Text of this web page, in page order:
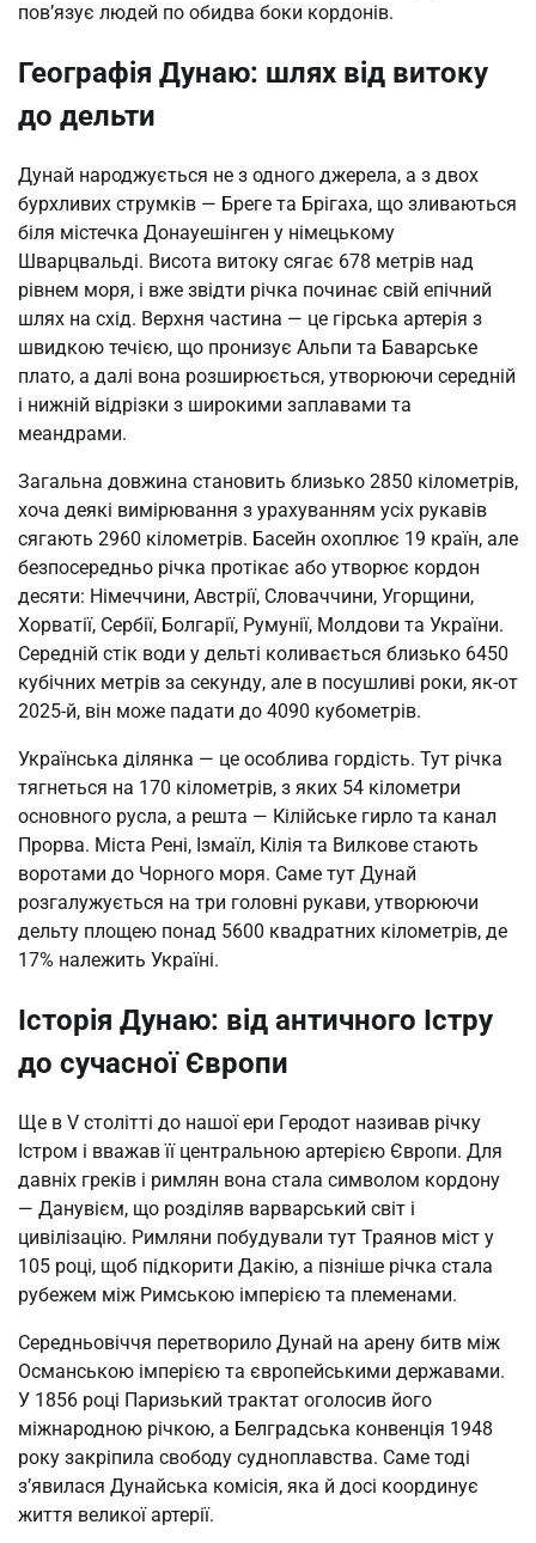
пов’язує людей по обидва боки кордонів.
Географія Дунаю: шлях від витоку
до дельти
Дунай народжується не з одного джерела, а з двох
бурхливих струмків — Бреге та Брігаха, що зливаються
біля містечка Донауешінген у німецькому
Шварцвальді. Висота витоку сягає 678 метрів над
рівнем моря, і вже звідти річка починає свій епічний
шлях на схід. Верхня частина — це гірська артерія з
швидкою течією, що пронизує Альпи та Баварське
плато, а далі вона розширюється, утворюючи середній
і нижній відрізки з широкими заплавами та
меандрами.
Загальна довжина становить близько 2850 кілометрів,
хоча деякі вимірювання з урахуванням усіх рукавів
сягають 2960 кілометрів. Басейн охоплює 19 країн, але
безпосередньо річка протікає або утворює кордон
десяти: Німеччини, Австрії, Словаччини, Угорщини,
Хорватії, Сербії, Болгарії, Румунії, Молдови та України.
Середній стік води у дельті коливається близько 6450
кубічних метрів за секунду, але в посушливі роки, як-от
2025-й, він може падати до 4090 кубометрів.
Українська ділянка — це особлива гордість. Тут річка
тягнеться на 170 кілометрів, з яких 54 кілометри
основного русла, а решта — Кілійське гирло та канал
Прорва. Міста Рені, Ізмаїл, Кілія та Вилкове стають
воротами до Чорного моря. Саме тут Дунай
розгалужується на три головні рукави, утворюючи
дельту площею понад 5600 квадратних кілометрів, де
17% належить Україні.
Історія Дунаю: від античного Істру
до сучасної Європи
Ще в V столітті до нашої ери Геродот називав річку
Істром і вважав її центральною артерією Європи. Для
давніх греків і римлян вона стала символом кордону
— Данувієм, що розділяв варварський світ і
цивілізацію. Римляни побудували тут Траянов міст у
105 році, щоб підкорити Дакію, а пізніше річка стала
рубежем між Римською імперією та племенами.
Середньовіччя перетворило Дунай на арену битв між
Османською імперією та європейськими державами.
У 1856 році Паризький трактат оголосив його
міжнародною річкою, а Белградська конвенція 1948
року закріпила свободу судноплавства. Саме тоді
з’явилася Дунайська комісія, яка й досі координує
життя великої артерії.